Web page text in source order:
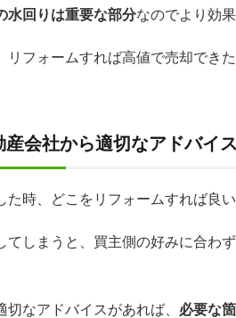
水回りは重要な部分なのでより効
リフォームすれば高値で売却でき
会社から適切なアドバイ
た時、どこをリフォームすれば良
てしまうと、買主側の好みに合わ
なアドバイスがあれば、 必要な